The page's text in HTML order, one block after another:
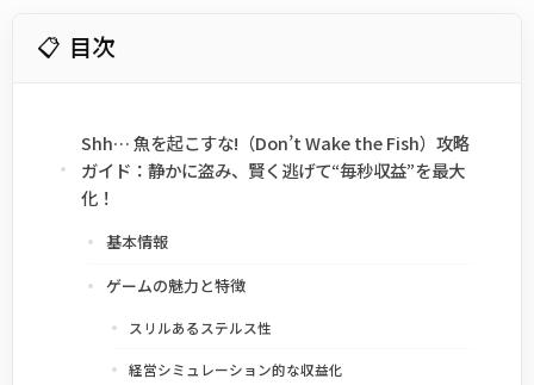
目次
Shh… 魚を起こすな!（Don’t Wake the Fish）攻略
ガイド：静かに盗み、賢く逃げて“毎秒収益”を最大
化！
基本情報
ゲームの魅力と特徴
スリルあるステルス性
経営シミュレーション的な収益化